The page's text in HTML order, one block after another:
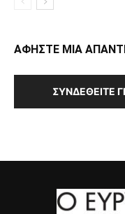
ΑΦΗΣΤΕ ΜΙΑ
ΣΥΝΔΕΘΕΊΤΕ